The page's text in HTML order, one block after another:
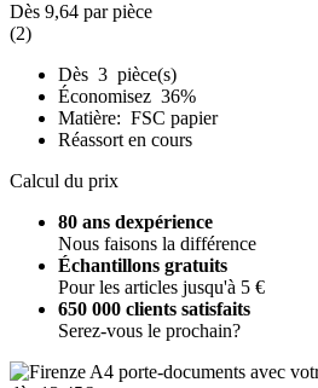
Dès 9,64 par pièce
(2)
Dès 3 pièce(s)
Économisez 36%
Matière: FSC papier
Réassort en cours
Calcul du prix
80 ans dexpérience
Nous faisons la différence
Échantillons gratuits
Pour les articles jusqu'à 5 €
650 000 clients satisfaits
Serez-vous le prochain?